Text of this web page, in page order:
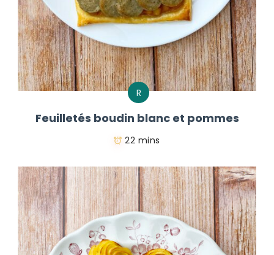
R
Feuilletés boudin blanc et pommes
22 mins